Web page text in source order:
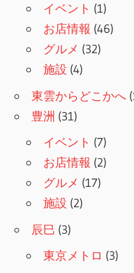
イベント (1)
お店情報 (46)
グルメ (32)
施設 (4)
東雲からどこかへ
豊洲 (31)
イベント (7)
お店情報 (2)
グルメ (17)
施設 (2)
辰巳 (3)
東京メトロ (3)